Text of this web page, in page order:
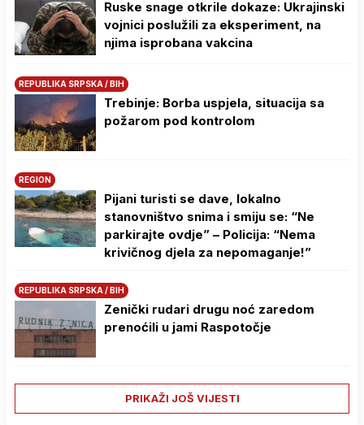
Ruske snage otkrile dokaze: Ukrajinski
vojnici poslužili za eksperiment, na
njima isprobana vakcina
REPUBLIKA SRPSKA / BIH
Trebinje: Borba uspjela, situacija sa
požarom pod kontrolom
REGION
Pijani turisti se dave, lokalno
stanovništvo snima i smiju se: “Ne
parkirajte ovdje” – Policija: “Nema
krivičnog djela za nepomaganje!”
REPUBLIKA SRPSKA / BIH
Zenički rudari drugu noć zaredom
prenoćili u jami Raspotočje
PRIKAŽI JOŠ VIJESTI